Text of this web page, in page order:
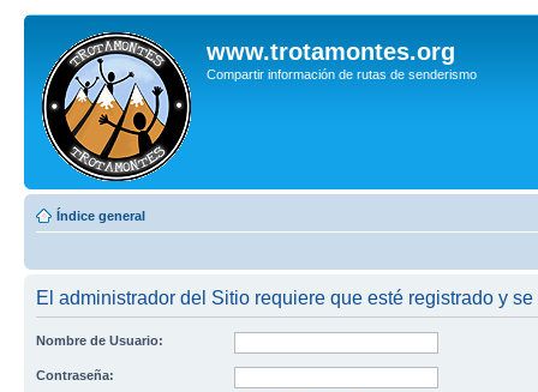
www.trotamontes.org
Compartir información de rutas de senderismo
Índice general
El administrador del Sitio requiere que esté registrado y
Nombre de Usuario:
Contraseña: